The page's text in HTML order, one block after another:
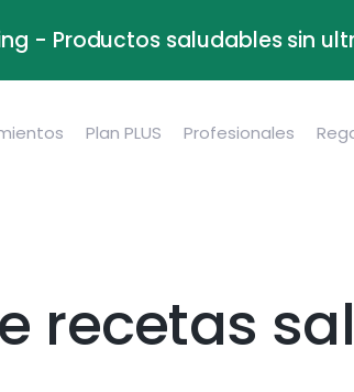
- Productos saludables sin
Plan PLUS Profesionales
recetas